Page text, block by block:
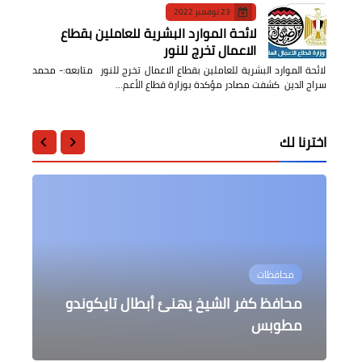
23 نوفمبر 2022
لائحة الموارد البشرية للعاملين بقطاع
الاعمال تخرج للنور
لائحة الموارد البشرية للعاملين بقطاع الاعمال تخرج للنور متابعه:- محمد
سراج الدين كشفت مصادر مؤكدة بوزارة قطاع الأعم…
اخترنا لك
محافظات
محافظ كفر الشيخ يهنئ أبطال تايكوندو
مطوبس
محافظات
محافظ كفر الشيخ يوجه بتقديم الخدمات
الطبية ل 12 مصابا
منوعات
التنمّر وآثاره على المرضى المصابين
بالسمنة
عاجل
عاجل رئيس الوزراء يغادر إلى العاصمة
التونسية لحضور قمة "التيكاد 8"
الرياضة
الجزائر تستمر في تقديم أروع بورترية
أخوي مع مصر